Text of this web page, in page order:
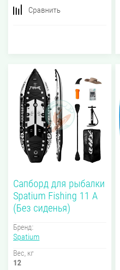
Сравнить
Сапборд для рыбалки
Spatium Fishing 11 A
(Без сиденья)
Бренд:
Spatium
Вес, кг
12